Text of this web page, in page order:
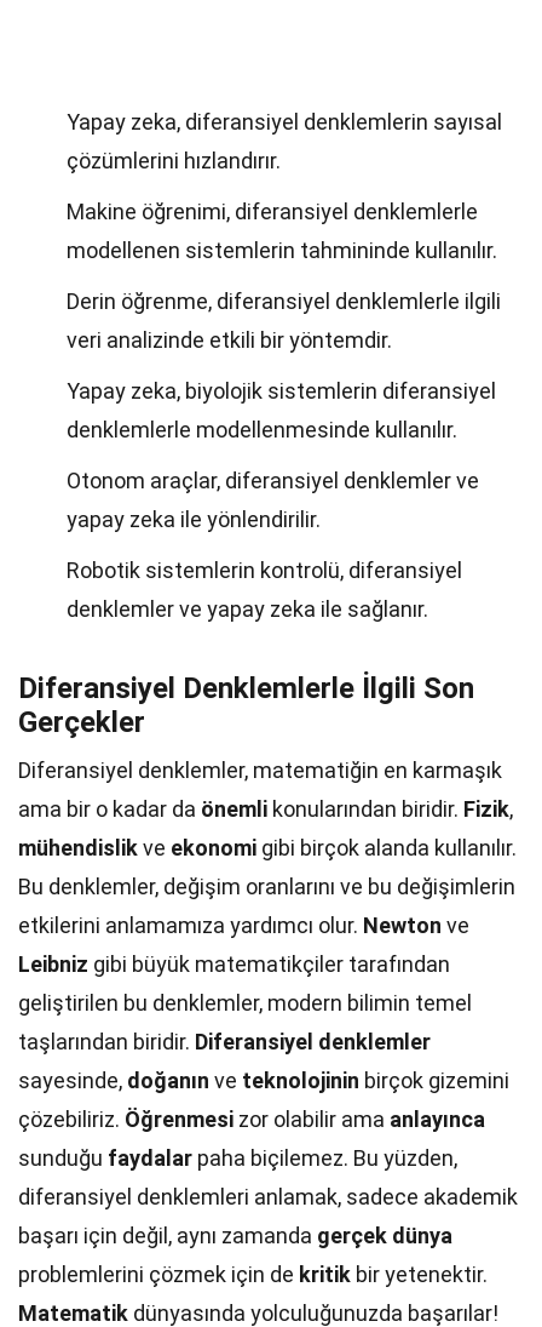
Yapay zeka, diferansiyel denklemlerin sayısal
çözümlerini hızlandırır.
Makine öğrenimi, diferansiyel denklemlerle
modellenen sistemlerin tahmininde kullanılır.
Derin öğrenme, diferansiyel denklemlerle ilgili
veri analizinde etkili bir yöntemdir.
Yapay zeka, biyolojik sistemlerin diferansiyel
denklemlerle modellenmesinde kullanılır.
Otonom araçlar, diferansiyel denklemler ve
yapay zeka ile yönlendirilir.
Robotik sistemlerin kontrolü, diferansiyel
denklemler ve yapay zeka ile sağlanır.
Diferansiyel Denklemlerle İlgili Son
Gerçekler
Diferansiyel denklemler, matematiğin en karmaşık
ama bir o kadar da önemli konularından biridir. Fizik,
mühendislikve ekonomi gibi birçok alanda kullanılır.
Bu denklemler, değişim oranlarını ve bu değişimlerin
etkilerini anlamamıza yardımcı olur. Newton ve
Leibniz gibi büyük matematikçiler tarafından
geliştirilen bu denklemler, modern bilimin temel
taşlarından biridir. Diferansiyel denklemler
sayesinde, doğanın ve teknolojinin birçok gizemini
çözebiliriz. Öğrenmesi zor olabilir ama anlayınca
sunduğu faydalar paha biçilemez. Bu yüzden,
diferansiyel denklemleri anlamak, sadece akademik
başarı için değil, aynı zamanda gerçek dünya
problemlerini çözmek için de kritik bir yetenektir.
Matematik dünyasında yolculuğunuzda başarılar!